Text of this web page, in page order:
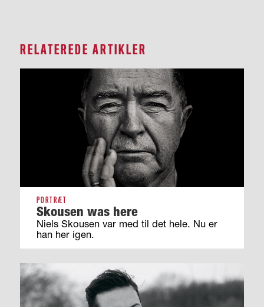
RELATEREDE ARTIKLER
PORTRÆT
Skousen was here
Niels Skousen var med til det hele. Nu er
han her igen.